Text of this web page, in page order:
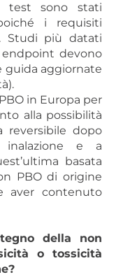
test sono stati
i requisiti
Studi più datati
devono
guida aggiornate
in Europa per
alla possibilità
reversibile dopo
inalazione e a
basata
PBO di origine
aver contenuto
della non
o tossicità